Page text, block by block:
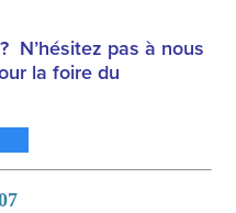
N’hésitez pas à nous
la foire du